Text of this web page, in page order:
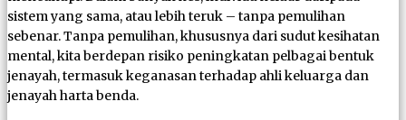
sistem yang sama, atau lebih teruk – tanpa pemulihan
sebenar. Tanpa pemulihan, khususnya dari sudut kesihatan
mental, kita berdepan risiko peningkatan pelbagai bentuk
jenayah, termasuk keganasan terhadap ahli keluarga dan
jenayah harta benda.